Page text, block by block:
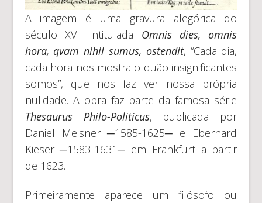
A imagem é uma gravura alegórica do
século XVII intitulada Omnis dies, omnis
hora, qvam nihil sumus, ostendit, “Cada dia,
cada hora nos mostra o quão insignificantes
somos”, que nos faz ver nossa própria
nulidade. A obra faz parte da famosa série
Thesaurus Philo-Politicus, publicada por
Daniel Meisner ─1585-1625─ e Eberhard
Kieser ─1583-1631─ em Frankfurt a partir
de 1623.
Primeiramente aparece um filósofo ou